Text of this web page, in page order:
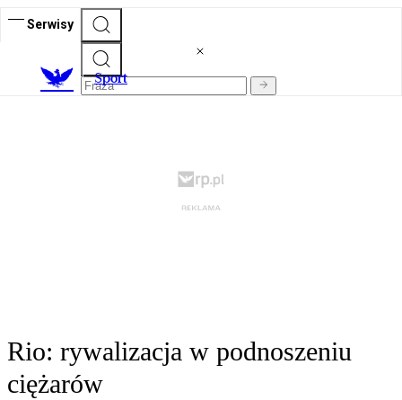
Serwisy
Sport
Rio: rywalizacja w podnoszeniu
ciężarów